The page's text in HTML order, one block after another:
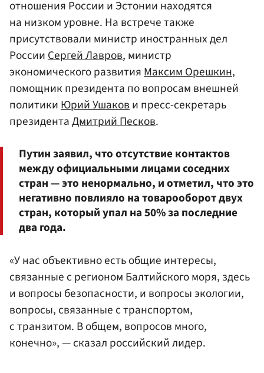
отношения России и Эстонии находятся
на низком уровне. На встрече также
присутствовали министр иностранных дел
РоссииСергей Лавров, министр
экономического развитияМаксим Орешкин,
помощник президента по вопросам внешней
политикиЮрий Ушакови пресс-секретарь
президентаДмитрий Песков.
Путин заявил, что отсутствие контактов
между официальными лицами соседних
стран — это ненормально, и отметил, что это
негативно повлияло на товарооборот двух
стран, который упал на 50% за последние
два года.
«У нас объективно есть общие интересы,
связанные с регионом Балтийского моря, здесь
и вопросы безопасности, и вопросы экологии,
вопросы, связанные с транспортом,
с транзитом. В общем, вопросов много,
конечно», — сказал российский лидер.